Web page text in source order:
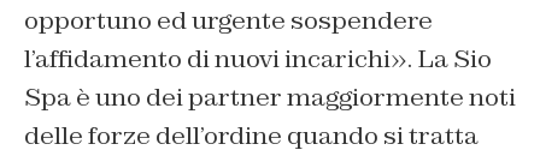
opportuno ed urgente sospendere
l’affidamento di nuovi incarichi». La Sio
Spa è uno dei partner maggiormente noti
delle forze dell’ordine quando si tratta